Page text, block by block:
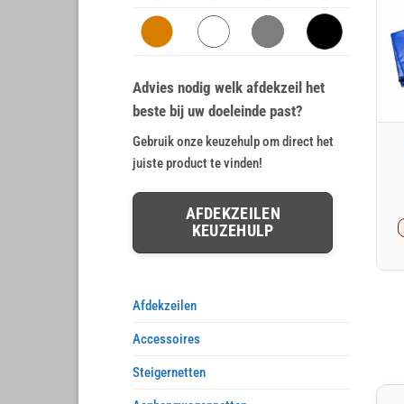
Advies nodig welk afdekzeil het
beste bij uw doeleinde past?
Gebruik onze keuzehulp om direct het
juiste product te vinden!
AFDEKZEILEN
KEUZEHULP
Afdekzeilen
Accessoires
Steigernetten